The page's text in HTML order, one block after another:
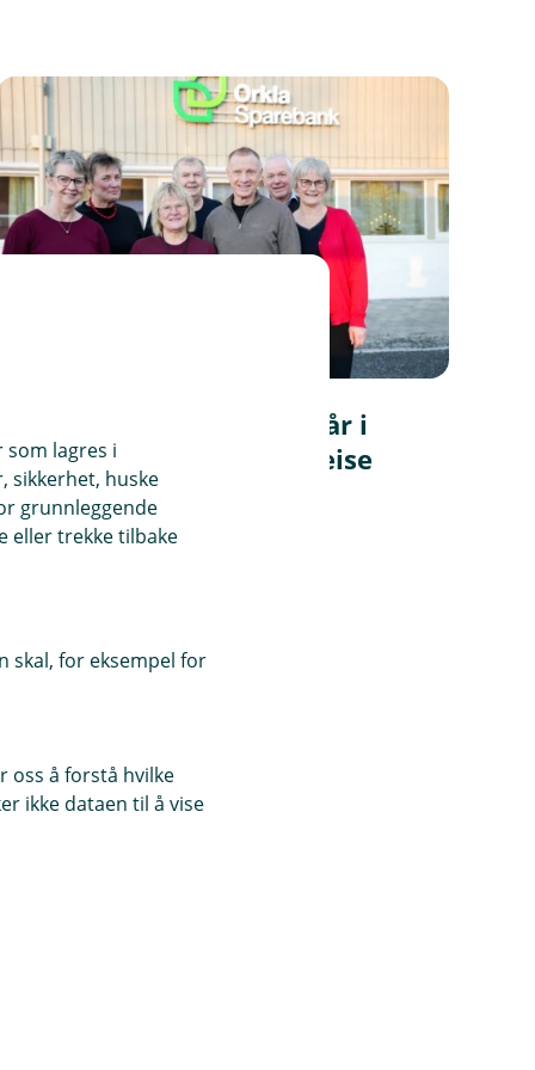
ansatte har over 40 år i
– En fantastisk reise
mer
lagres i
sikkerhet, huske
grunnleggende
eller trekke tilbake
skal, for eksempel for
oss å forstå hvilke
ikke dataen til å vise